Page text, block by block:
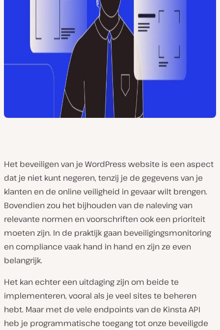
Het beveiligen van je WordPress website is een aspect
dat je niet kunt negeren, tenzij je de gegevens van je
klanten en de online veiligheid in gevaar wilt brengen.
Bovendien zou het bijhouden van de naleving van
relevante normen en voorschriften ook een prioriteit
moeten zijn. In de praktijk gaan beveiligingsmonitoring
en compliance vaak hand in hand en zijn ze even
belangrijk.
Het kan echter een uitdaging zijn om beide te
implementeren, vooral als je veel sites te beheren
hebt. Maar met de vele endpoints van de Kinsta API
heb je programmatische toegang tot onze beveiligde